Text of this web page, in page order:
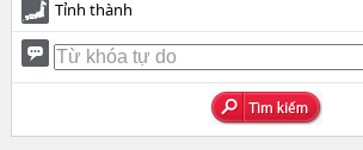
Tỉnh thành